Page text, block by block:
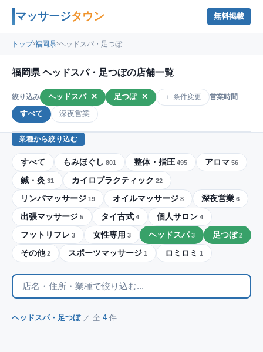
マッサージタウン 無料掲載
トップ›福岡県›ヘッドスパ・足つぼ
福岡県 ヘッドスパ・足つぼの店舗一覧
絞り込み ヘッドスパ ✕ 足つぼ ✕ ＋ 条件変更 営業時間
すべて 深夜営業
業種から絞り込む
すべて もみほぐし 801 整体・指圧 495 アロマ 56
鍼・灸 31 カイロプラクティック 22
リンパマッサージ 19 オイルマッサージ 8 深夜営業 6
出張マッサージ 5 タイ古式 4 個人サロン 4
フットリフレ 3 女性専用 3 ヘッドスパ 3 足つぼ 2
その他 2 スポーツマッサージ 1 ロミロミ 1
ヘッドスパ・足つぼ／ 全 4件